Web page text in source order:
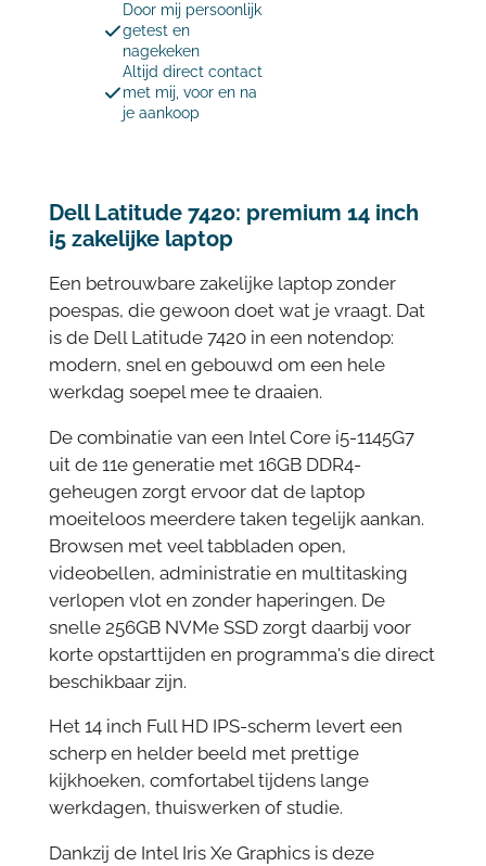
Door mij persoonlijk
getest en
nagekeken
Altijd direct contact
met mij, voor en na
je aankoop
Dell Latitude 7420: premium 14 inch
i5 zakelijke laptop
Een betrouwbare zakelijke laptop zonder
poespas, die gewoon doet wat je vraagt. Dat
is de Dell Latitude 7420 in een notendop:
modern, snel en gebouwd om een hele
werkdag soepel mee te draaien.
De combinatie van een Intel Core i5-1145G7
uit de 11e generatie met 16GB DDR4-
geheugen zorgt ervoor dat de laptop
moeiteloos meerdere taken tegelijk aankan.
Browsen met veel tabbladen open,
videobellen, administratie en multitasking
verlopen vlot en zonder haperingen. De
snelle 256GB NVMe SSD zorgt daarbij voor
korte opstarttijden en programma's die direct
beschikbaar zijn.
Het 14 inch Full HD IPS-scherm levert een
scherp en helder beeld met prettige
kijkhoeken, comfortabel tijdens lange
werkdagen, thuiswerken of studie.
Dankzij de Intel Iris Xe Graphics is deze